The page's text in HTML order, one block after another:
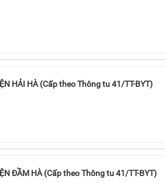
HẢI HÀ (Cấp theo Thông tu 41/TT-BYT)
ĐẦM HÀ (Cấp theo Thông tu 41/TT-BYT)